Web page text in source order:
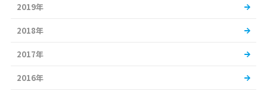
2019年
2018年
2017年
2016年